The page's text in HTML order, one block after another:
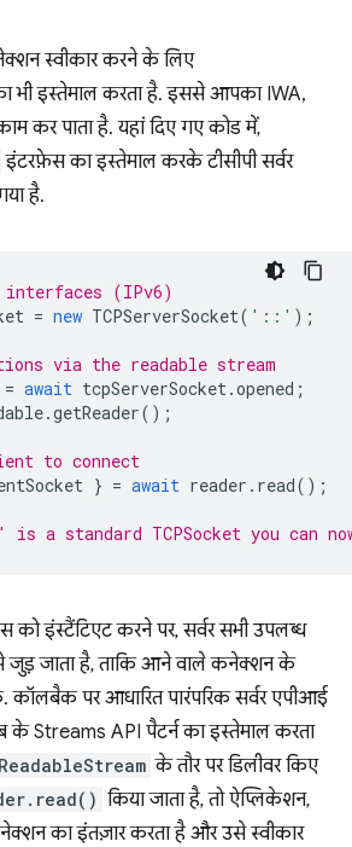
स्वीकार करने के लिए
भी इस्तेमाल करता है. इससे आपका IWA,
कर पाता है. यहां दिए गए कोड में,
इंटरफ़ेस का इस्तेमाल करके टीसीपी सर्वर
है.
(IPv6)
= new TCPServerSocket( '::' );
via the readable stream
= await tcpServerSocket.opened ;
.getReader();
to connect
} = await reader . read();
a standard TCPSocket you can
को इंस्टैंटिएट करने पर, सर्वर सभी उपलब्ध
जुड़ जाता है, ताकि आने वाले कनेक्शन के
कॉलबैक पर आधारित पारंपरिक सर्वर एपीआई
Streams API पैटर्न का इस्तेमाल करता
ReadableStream के तौर पर डिलीवर किए
किया जाता है, तो ऐप्लिकेशन,
का इंतज़ार करता है और उसे स्वीकार